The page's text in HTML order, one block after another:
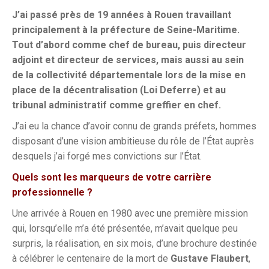
J’ai passé près de 19 années à Rouen travaillant
principalement à la préfecture de Seine-Maritime.
Tout d’abord comme chef de bureau, puis directeur
adjoint et directeur de services, mais aussi au sein
de la collectivité départementale lors de la mise en
place de la décentralisation (Loi Deferre) et au
tribunal administratif comme greffier en chef.
J’ai eu la chance d’avoir connu de grands préfets, hommes
disposant d’une vision ambitieuse du rôle de l’État auprès
desquels j’ai forgé mes convictions sur l’État.
Quels sont les marqueurs de votre carrière
professionnelle ?
Une arrivée à Rouen en 1980 avec une première mission
qui, lorsqu’elle m’a été présentée, m’avait quelque peu
surpris, la réalisation, en six mois, d’une brochure destinée
à célébrer le centenaire de la mort de Gustave Flaubert,